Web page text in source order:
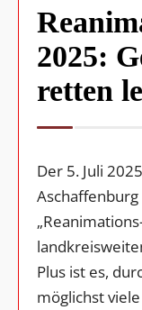
2025:
retten
Der 5. Juli
Plus ist es,
möglichst